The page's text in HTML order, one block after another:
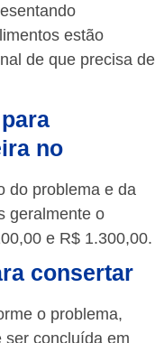
estão
de que precisa de
no
do problema e da
geralmente o
e R$ 1.300,00.
consertar
o problema,
ser concluída em